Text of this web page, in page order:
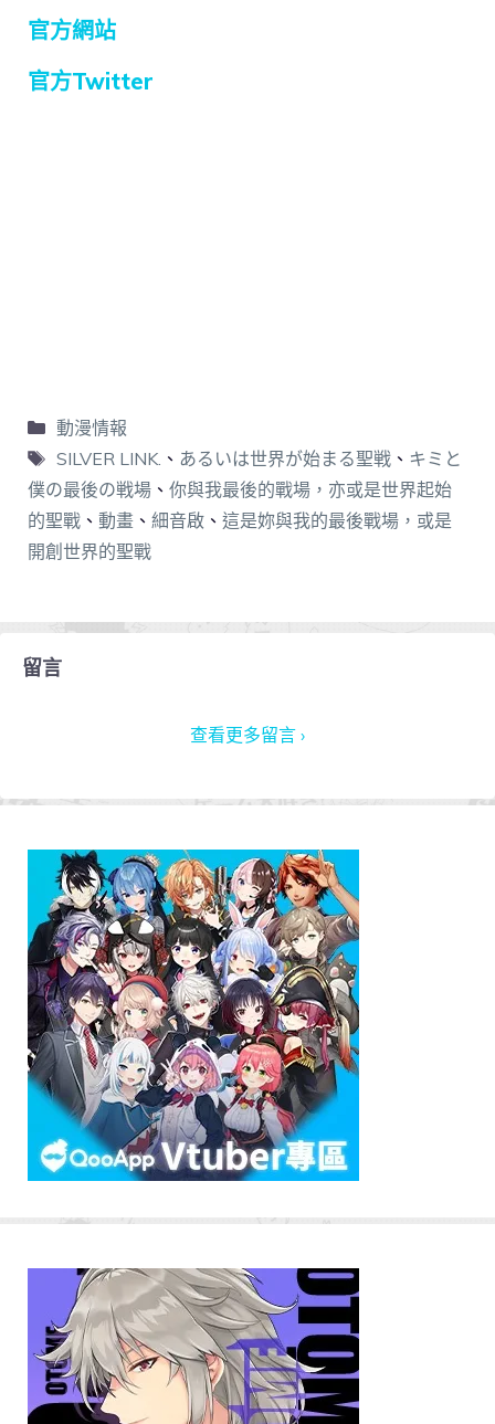
官方網站
官方Twitter
動漫情報
SILVER LINK. 、 あるいは世界が始まる聖戦、 キミと
僕の最後の戦場 、 你與我最後的戰場，亦或是世界起始
的聖戰 、 動畫 、 細音啟 、 這是妳與我的最後戰場，或是
開創世界的聖戰
留言
查看更多留言 ›